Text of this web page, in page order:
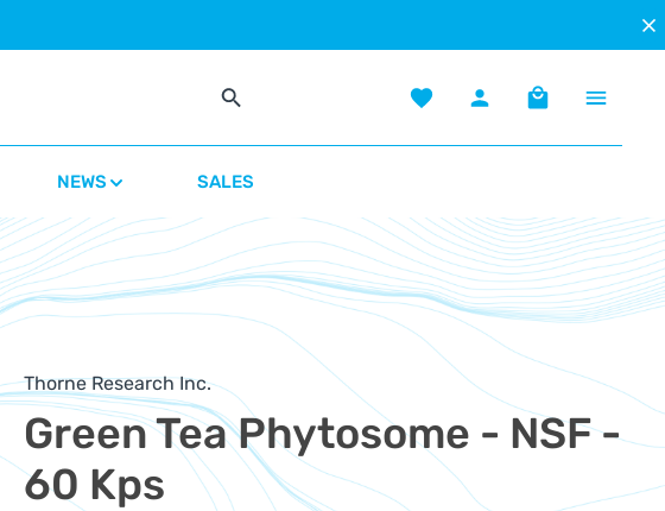
Du hast 0 Produkte auf dem
Warenkorb
NEWS SALES
Thorne Research Inc.
Green Tea Phytosome - NSF -
60 Kps